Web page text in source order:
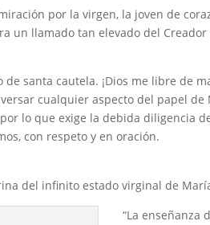
por la virgen, la joven de
un llamado tan elevado del
de santa cautela. ¡Dios me libre de
cualquier aspecto del papel
lo que exige la debida diligencia
con respeto y en oración.
del infinito estado virginal de
“La enseñanza